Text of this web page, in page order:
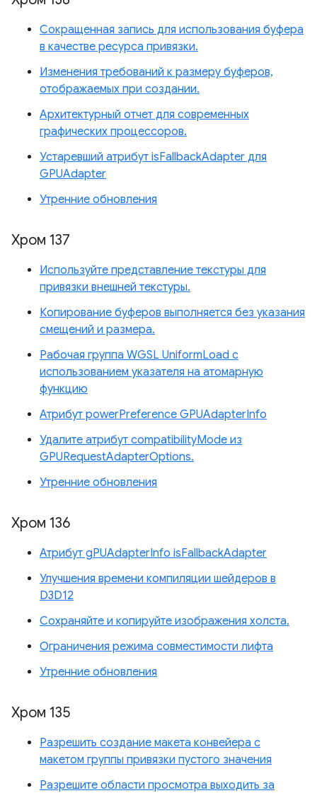
Сокращенная запись для использования буфера
в качестве ресурса привязки.
Изменения требований к размеру буферов,
отображаемых при создании.
Архитектурный отчет для современных
графических процессоров.
Устаревший атрибут isFallbackAdapter для
GPUAdapter
Утренние обновления
Хром 137
Используйте представление текстуры для
привязки внешней текстуры.
Копирование буферов выполняется без указания
смещений и размера.
Рабочая группа WGSL UniformLoad с
использованием указателя на атомарную
функцию
Атрибут powerPreference GPUAdapterInfo
Удалите атрибут compatibilityMode из
GPURequestAdapterOptions.
Утренние обновления
Хром 136
Атрибут gPUAdapterInfo isFallbackAdapter
Улучшения времени компиляции шейдеров в
D3D12
Сохраняйте и копируйте изображения холста.
Ограничения режима совместимости лифта
Утренние обновления
Хром 135
Разрешить создание макета конвейера с
макетом группы привязки пустого значения
Разрешите области просмотра выходить за